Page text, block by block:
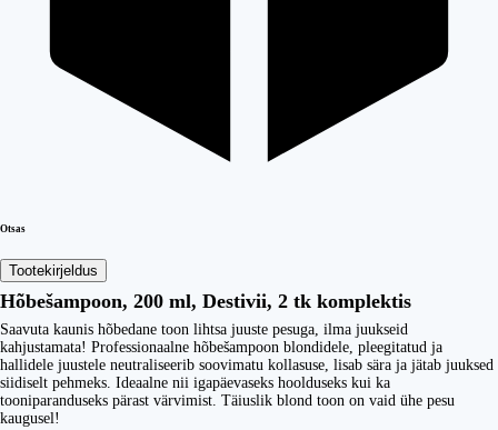
Otsas
Tootekirjeldus
Hõbešampoon, 200 ml, Destivii, 2 tk komplektis
Saavuta kaunis hõbedane toon lihtsa juuste pesuga, ilma juukseid
kahjustamata! Professionaalne hõbešampoon blondidele, pleegitatud ja
hallidele juustele neutraliseerib soovimatu kollasuse, lisab sära ja jätab juuksed
siidiselt pehmeks. Ideaalne nii igapäevaseks hoolduseks kui ka
tooniparanduseks pärast värvimist. Täiuslik blond toon on vaid ühe pesu
kaugusel!